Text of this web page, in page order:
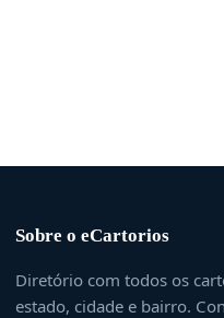
Sobre o eCartorios
Diretório com todos os
estado, cidade e bairro.